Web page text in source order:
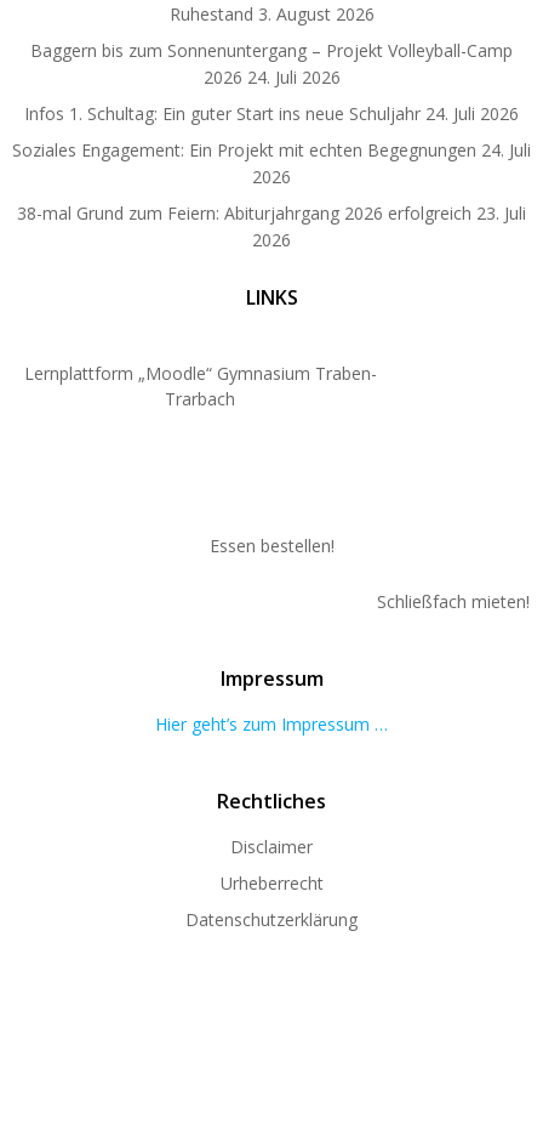
Ruhestand 3. August 2026
Baggern bis zum Sonnenuntergang – Projekt Volleyball-Camp
2026 24. Juli 2026
Infos 1. Schultag: Ein guter Start ins neue Schuljahr 24. Juli 2026
Soziales Engagement: Ein Projekt mit echten Begegnungen 24. Juli
2026
38-mal Grund zum Feiern: Abiturjahrgang 2026 erfolgreich 23. Juli
2026
LINKS
Lernplattform „Moodle“ Gymnasium Traben-
Trarbach
Essen bestellen!
Schließfach mieten!
Impressum
Hier geht’s zum Impressum …
Rechtliches
Disclaimer
Urheberrecht
Datenschutzerklärung